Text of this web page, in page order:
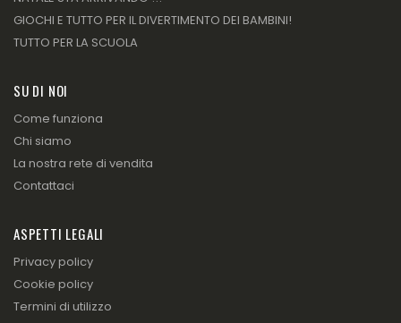
GIOCHI E TUTTO PER IL DIVERTIMENTO DEI BAMBINI!
TUTTO PER LA SCUOLA
SU DI NOI
Come funziona
Chi siamo
La nostra rete di vendita
Contattaci
ASPETTI LEGALI
Privacy policy
Cookie policy
Termini di utilizzo